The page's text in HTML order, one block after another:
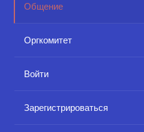
Общение
Оргкомитет
Войти
Зарегистрироваться